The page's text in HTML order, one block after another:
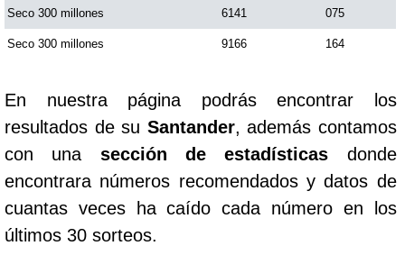
Seco 300 millones 6141 075
Seco 300 millones 9166 164
En nuestra página podrás encontrar los
resultados de su Santander, además contamos
con una sección de estadísticas donde
encontrara números recomendados y datos de
cuantas veces ha caído cada número en los
últimos 30 sorteos.